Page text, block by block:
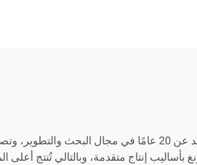
بأساليب إنتاج متقدمة، وبالتالي تُنتج